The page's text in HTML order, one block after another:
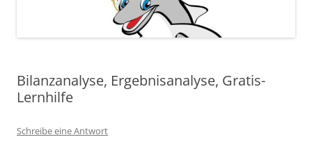
Bilanzanalyse, Ergebnisanalyse, Gratis-
Lernhilfe
Schreibe eine Antwort